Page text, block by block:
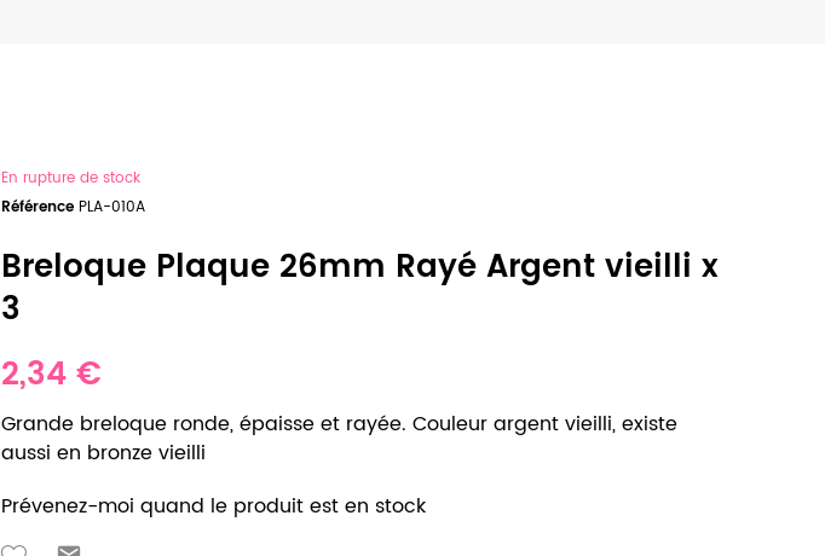
En rupture de stock
Référence PLA-010A
Breloque Plaque 26mm Rayé Argent vieilli x
3
2,34 €
Grande breloque ronde, épaisse et rayée. Couleur argent vieilli, existe
aussi en bronze vieilli
Prévenez-moi quand le produit est en stock